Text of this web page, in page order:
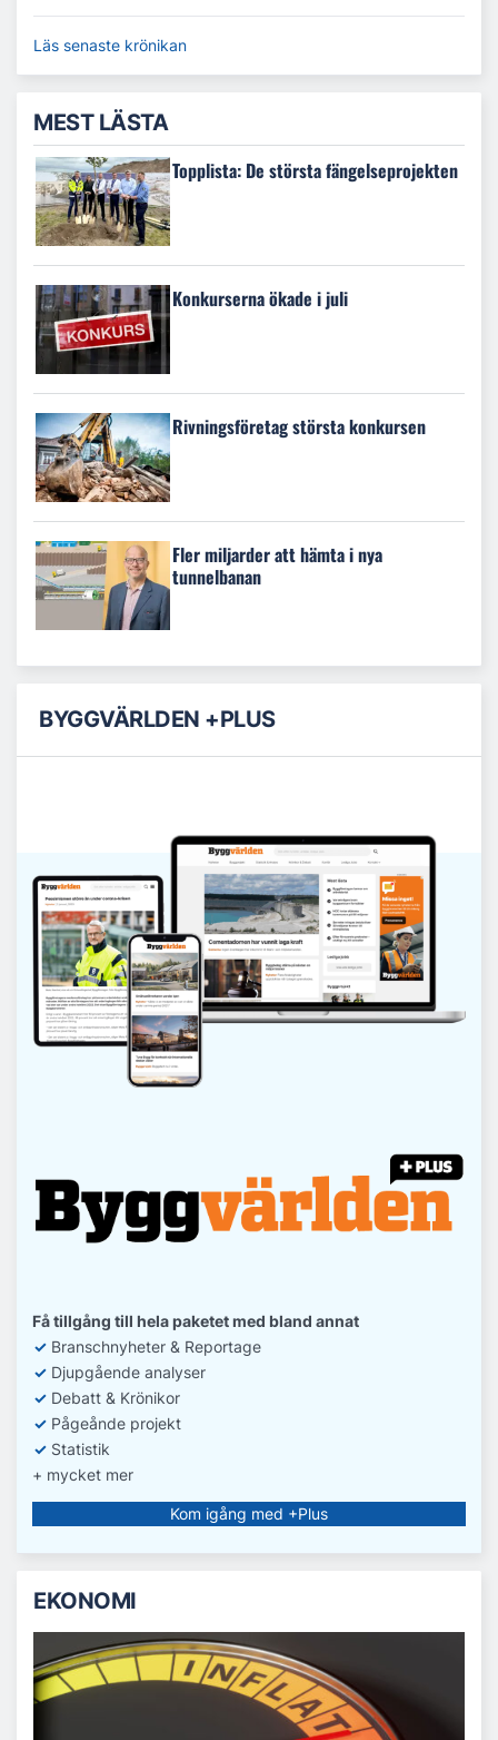
Läs senaste krönikan
MEST LÄSTA
Topplista: De största fängelseprojekten
Konkurserna ökade i juli
Rivningsföretag största konkursen
Fler miljarder att hämta i nya
tunnelbanan
BYGGVÄRLDEN +PLUS
Få tillgång till hela paketet med bland annat
✓ Branschnyheter & Reportage
✓ Djupgående analyser
✓ Debatt & Krönikor
✓ Pågeånde projekt
✓ Statistik
+ mycket mer
Kom igång med +Plus
EKONOMI